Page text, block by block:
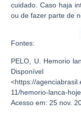
cuidado. Caso haja
ou de fazer parte de
Fontes:
PELO, U. Hemorio
<https://
11/hemorio-lanca-
Acesso em: 25 nov.